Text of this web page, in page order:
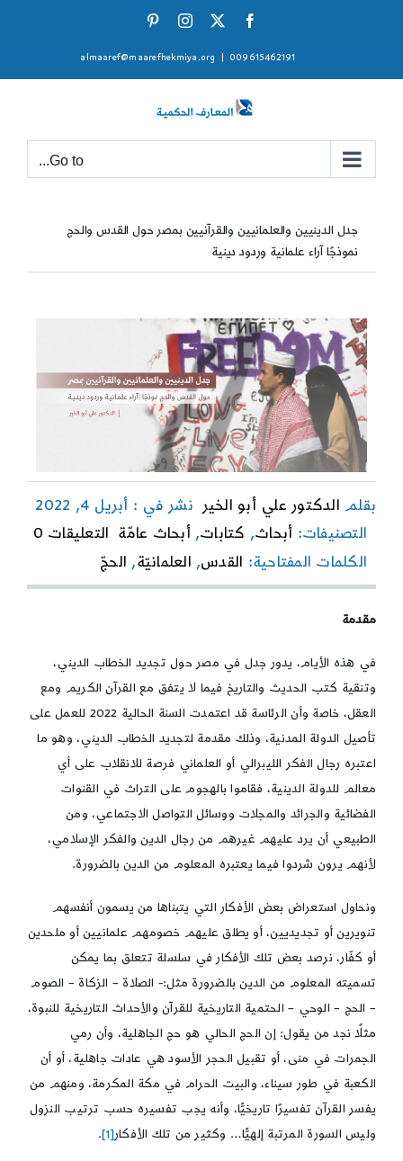
Facebook
X
Instagram
009615462191
almaaref@maarefhekmiya.org
Go to...
جدل الدينيين والعلمانيين والقرآنيين بمصر حول القدس والحج
نموذجًا آراء علمانية وردود دينية
بقلم الدكتور علي أبو الخير
نشر في : أبريل 4, 2022
التصنيفات: أبحاث, كتابات,أبحاث عامّة التعليقات 0
آراء
الكلمات المفتاحية: القدس, العلمانيّة, الحجّ
مقدمة
في هذه الأيام، يدور جدل في مصر حول تجديد الخطاب الديني،
وتنقية كتب الحديث والتاريخ فيما لا يتفق مع القرآن الكريم ومع
العقل، خاصة وأن الرئاسة قد اعتمدت السنة الحالية 2022 للعمل على
تأصيل الدولة المدنية، وذلك مقدمة لتجديد الخطاب الديني، وهو ما
اعتبره رجال الفكر الليبرالي أو العلماني فرصة للانقلاب على أي
معالم للدولة الدينية، فقاموا بالهجوم على التراث في القنوات
الفضائية والجرائد والمجلات ووسائل التواصل الاجتماعي، ومن
الطبيعي أن يرد عليهم غيرهم من رجال الدين والفكر الإسلامي،
لأنهم يرون شردوا فيما يعتبره المعلوم من الدين بالضرورة.
ونحاول استعراض بعض الأفكار التي يتبناها من يسمون أنفسهم
تنويرين أو تجديديين، أو يطلق عليهم خصومهم علمانيين أو ملحدين
أو كفّار، نرصد بعض تلك الأفكار في سلسلة تتعلق بما يمكن
تسميته المعلوم من الدين بالضرورة مثل:- الصلاة – الزكاة – الصوم
– الحج – الوحي – الحتمية التاريخية للقرآن والأحداث التاريخية للنبوة،
مثلًا نجد من يقول: إن الحج الحالي هو حج الجاهلية، وأن رمي
الجمرات في منى، أو تقبيل الحجر الأسود هي عادات جاهلية، أو أن
الكعبة في طور سيناء، والبيت الحرام في مكة المكرمة، ومنهم من
يفسر القرآن تفسيرًا تاريخيًّا، وأنه يجب تفسيره حسب ترتيب النزول
وليس السورة المرتبة إلهيًّا… وكثير من تلك الأفكار[1]
.